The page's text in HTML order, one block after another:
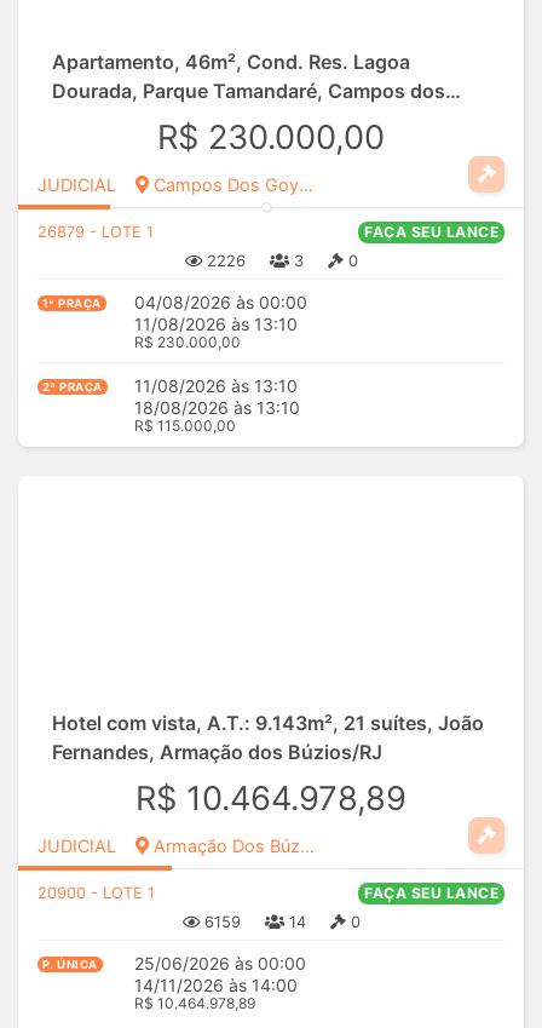
Apartamento, 46m², Cond. Res. Lagoa
Dourada, Parque Tamandaré, Campos dos
Goytacazes/RJR$ 230.000,00
JUDICIAL Campos Dos Goytacazes, RJ
26879 - LOTE 1
FAÇA SEU LANCE
2226
3 0
1ª PRAÇA
04/08/2026 às 00:00
11/08/2026 às 13:10
R$ 230.000,00
2ª PRAÇA
11/08/2026 às 13:10
18/08/2026 às 13:10
R$ 115.000,00
Hotel com vista, A.T.: 9.143m², 21 suítes, João
Fernandes, Armação dos Búzios/RJ
R$ 10.464.978,89
JUDICIAL Armação Dos Búzios, RJ
20900 - LOTE 1
FAÇA SEU LANCE
6159
14 0
P. ÚNICA
25/06/2026 às 00:00
14/11/2026 às 14:00
R$ 10.464.978,89